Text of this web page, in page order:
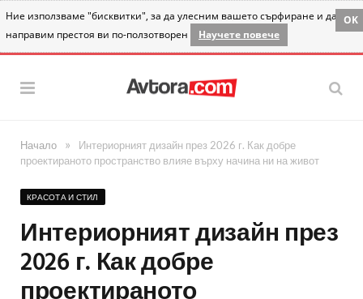
Ние използваме "бисквитки", за да улесним вашето сърфиране и да
направим престоя ви по-ползотворен
Научете повече
OK
Начало »
Интериорният дизайн през 2026 г. Как добре
проектираното пространство влияе върху начина ни на живот
КРАСОТА И СТИЛ
Интериорният дизайн през
2026 г. Как добре